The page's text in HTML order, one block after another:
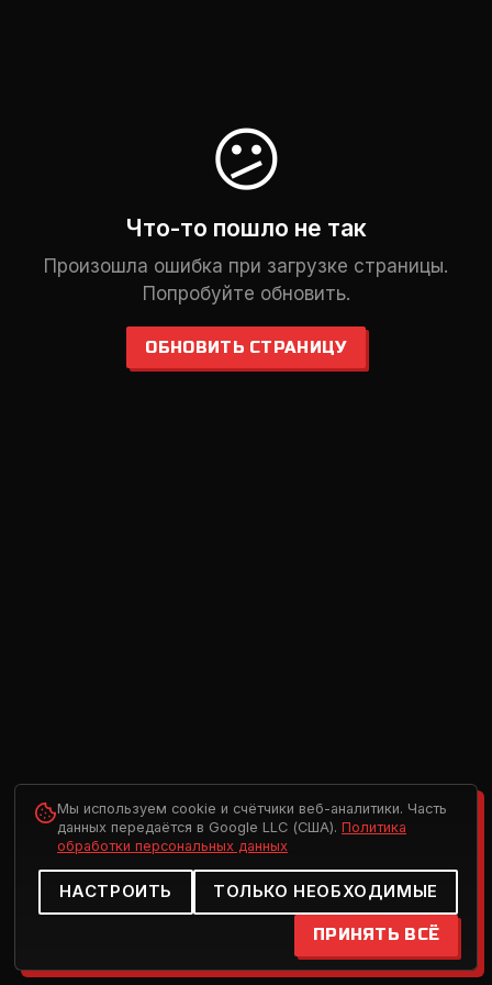
😕
Что-то пошло не так
Произошла ошибка при загрузке страницы.
Попробуйте обновить.
ОБНОВИТЬ СТРАНИЦУ
Мы используем cookie и счётчики веб-аналитики. Часть
данных передаётся в Google LLC (США). Политика
обработки персональных данных
НАСТРОИТЬ ТОЛЬКО НЕОБХОДИМЫЕ
ПРИНЯТЬ ВСЁ